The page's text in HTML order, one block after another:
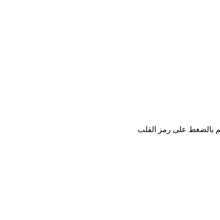
بالضغط على رمز القلب